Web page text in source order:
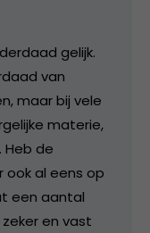
gelijk.
van
maar bij vele
materie,
de
ook al eens op
een aantal
en vast